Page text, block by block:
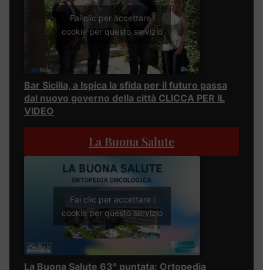
Fai clic per accettare i
cookie per questo servizio
Bar Sicilia, a Ispica la sfida per il futuro passa
dal nuovo governo della città CLICCA PER IL
VIDEO
La Buona Salute
Fai clic per accettare i
cookie per questo servizio
La Buona Salute 63° puntata: Ortopedia